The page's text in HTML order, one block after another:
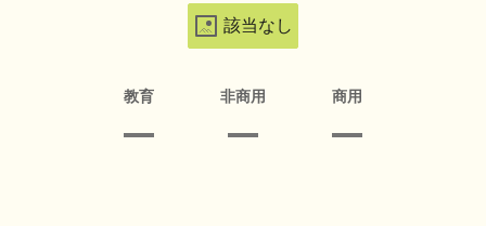
該当なし
教育 非商用 商用